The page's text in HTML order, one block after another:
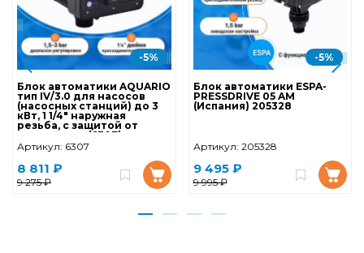
-5%
Блок автоматики AQUARIO
тип IV/3.0 для насосов
(насосных станций) до 3
кВт, 1 1/4" наружная
резьба, с защитой от
сухого хода (6307)
Артикул: 6307
8 811 ₽
9 275 ₽
-5%
Блок автоматики ESPA-
PRESSDRIVE 05 AM
(Испания) 205328
Артикул: 205328
9 495 ₽
9 995 ₽